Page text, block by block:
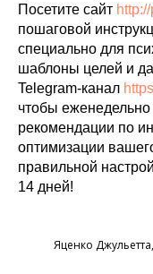
Посетите сайт
пошаговой
специально для
шаблоны целей и
Telegram-канал
чтобы еженедельно
рекомендации по
оптимизации
правильной
14 дней!
Яценко